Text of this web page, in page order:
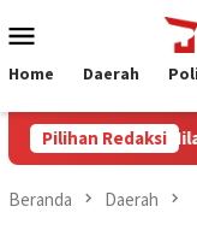
ke
Mobile
Home Daerah
Pilihan Redaksi
Armin Amin Nilai JPU
Beranda Daerah